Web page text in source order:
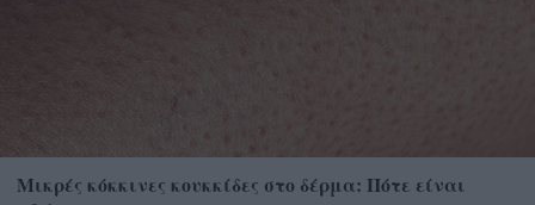
Μικρές κόκκινες κουκκίδες στο δέρμα: Πότε είναι